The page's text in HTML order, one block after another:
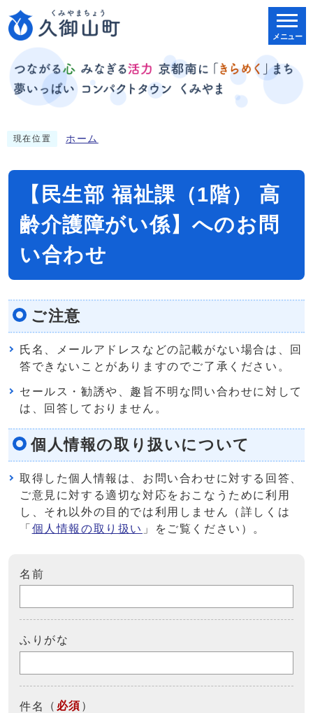
メニュー
現在位置 ホーム
【民生部 福祉課（1階） 高
齢介護障がい係】へのお問
い合わせ
ご注意
氏名、メールアドレスなどの記載がない場合は、回
答できないことがありますのでご了承ください。
セールス・勧誘や、趣旨不明な問い合わせに対して
は、回答しておりません。
個人情報の取り扱いについて
取得した個人情報は、お問い合わせに対する回答、
ご意見に対する適切な対応をおこなうために利用
し、それ以外の目的では利用しません（詳しくは
「 個人情報の取り扱い 」をご覧ください）。
名前
ふりがな
件名 （ 必須 ）